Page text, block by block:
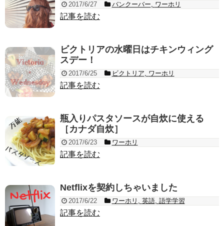
2017/6/27 バンクーバー, ワーホリ
記事を読む
ビクトリアの水曜日はチキンウィング
スデー！
2017/6/25 ビクトリア, ワーホリ
記事を読む
瓶入りパスタソースが自炊に使える
［カナダ自炊］
2017/6/23 ワーホリ
記事を読む
Netflixを契約しちゃいました
2017/6/22 ワーホリ , 英語, 語学学習
記事を読む